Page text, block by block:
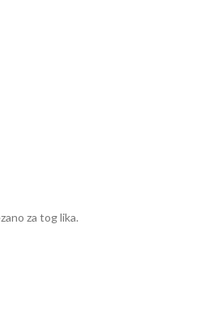
za tog lika.